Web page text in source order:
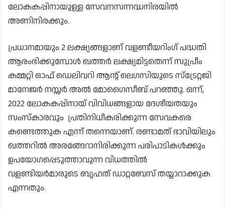
ലോകകപ്പിനായുള്ള സേവനസന്നദ്ധനിരയിൽ
അണിനിരക്കും.
പ്രധാനമായും 2 ലക്ഷ്യങ്ങളാണ് വളണ്ടീയറിംഗ് പദ്ധതി
ആരംഭിക്കുമ്പോൾ ഖത്തർ ലക്ഷ്യമിട്ടതെന്ന് സുപ്രീം
കമ്മറ്റി ഓഫ് ഡെലിവറി ആന്റ് ലെഗസിയുടെ സ്ട്രേറ്റജി
മാനേജർ നസ്സർ അൽ മോഗൈസീബ് പറഞ്ഞു. ഒന്ന്,
2022 ലോകകപ്പിനായ് വിവിധങ്ങളായ ദേശീയതയും
സംസ്കാരവും പ്രതിനിധീകരിക്കുന്ന സേവകരെ
കണ്ടെത്തുക എന്ന് തന്നെയാണ്. രണ്ടാമത് ഭാവിയിലും
ഖത്തറിൽ അരങ്ങേറാനിരിക്കുന്ന പരിപാടികൾക്കും
ഉപയോഗപ്പെടുത്താവുന്ന വിധത്തിൽ
വളണ്ടിയർമാരുടെ ബൃഹത് ഡാറ്റബേസ് തയ്യാറാക്കുക
എന്നതും.